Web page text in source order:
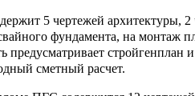
5 чертежей архитектуры, 2
фундамента, на
предусматривает
сметный расчет.